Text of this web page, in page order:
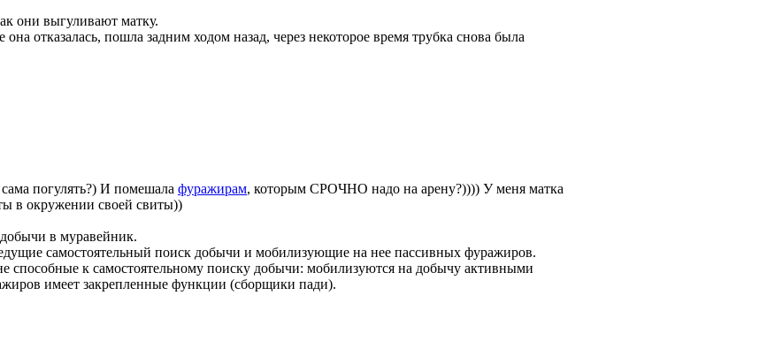
они выгуливают матку.
отказалась, пошла задним ходом назад, через некоторое время трубка снова была
погулять?) И помешала фуражирам, которым СРОЧНО надо на арену?)))) У меня матка
в окружении своей свиты))
в муравейник.
самостоятельный поиск добычи и мобилизующие на нее пассивных фуражиров.
способные к самостоятельному поиску добычи: мобилизуются на добычу активными
имеет закрепленные функции (сборщики пади).